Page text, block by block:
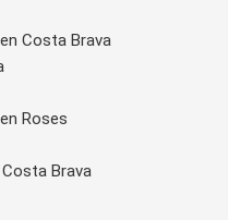
Costa Brava
Roses
Brava